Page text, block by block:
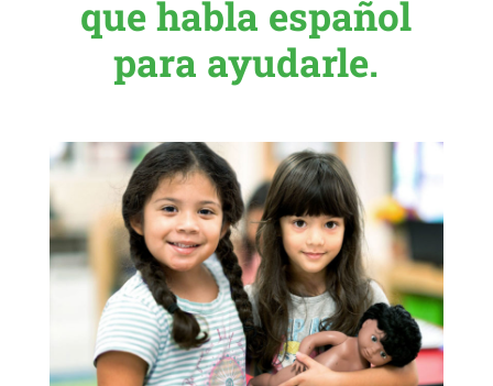
que habla español
para ayudarle.